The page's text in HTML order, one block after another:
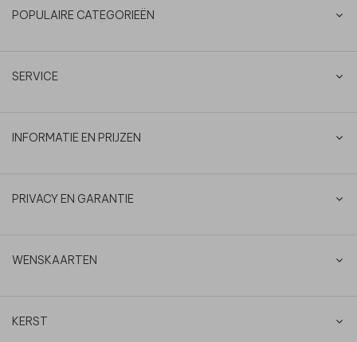
POPULAIRE CATEGORIEËN
SERVICE
INFORMATIE EN PRIJZEN
PRIVACY EN GARANTIE
WENSKAARTEN
KERST